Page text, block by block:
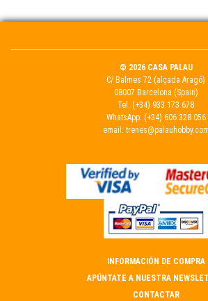
© 2026 CASA PALAU
C/ Balmes 72 (alçada Aragó)
08007 Barcelona (Spain)
Tel. (+34) 933 173 678
WhatsApp: (+34) 606 328 056
email: trenes@palauhobby.com
INFORMACIÓN DE COMPRA
APÚNTATE A NUESTRA
CONTACTAR